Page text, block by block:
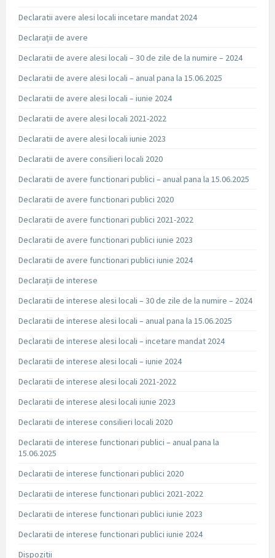
Declaratii avere alesi locali incetare mandat 2024
Declarații de avere
Declaratii de avere alesi locali – 30 de zile de la numire – 2024
Declaratii de avere alesi locali – anual pana la 15.06.2025
Declaratii de avere alesi locali – iunie 2024
Declaratii de avere alesi locali 2021-2022
Declaratii de avere alesi locali iunie 2023
Declaratii de avere consilieri locali 2020
Declaratii de avere functionari publici – anual pana la 15.06.2025
Declaratii de avere functionari publici 2020
Declaratii de avere functionari publici 2021-2022
Declaratii de avere functionari publici iunie 2023
Declaratii de avere functionari publici iunie 2024
Declarații de interese
Declaratii de interese alesi locali – 30 de zile de la numire – 2024
Declaratii de interese alesi locali – anual pana la 15.06.2025
Declaratii de interese alesi locali – incetare mandat 2024
Declaratii de interese alesi locali – iunie 2024
Declaratii de interese alesi locali 2021-2022
Declaratii de interese alesi locali iunie 2023
Declaratii de interese consilieri locali 2020
Declaratii de interese functionari publici – anual pana la
15.06.2025
Declaratii de interese functionari publici 2020
Declaratii de interese functionari publici 2021-2022
Declaratii de interese functionari publici iunie 2023
Declaratii de interese functionari publici iunie 2024
Dispozitii